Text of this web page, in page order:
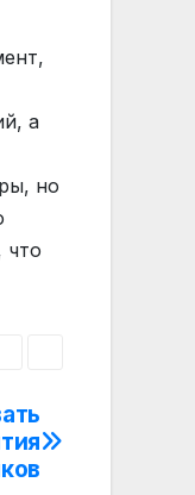
а
но
что